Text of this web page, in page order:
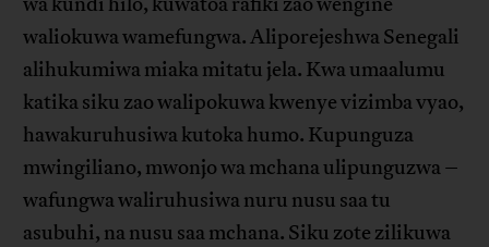
waliokuwa wamefungwa. Aliporejeshwa Senegali
alihukumiwa miaka mitatu jela. Kwa umaalumu
katika siku zao walipokuwa kwenye vizimba vyao,
hawakuruhusiwa kutoka humo. Kupunguza
mwingiliano, mwonjo wa mchana ulipunguzwa –
wafungwa waliruhusiwa nuru nusu saa tu
asubuhi, na nusu saa mchana. Siku zote zilikuwa